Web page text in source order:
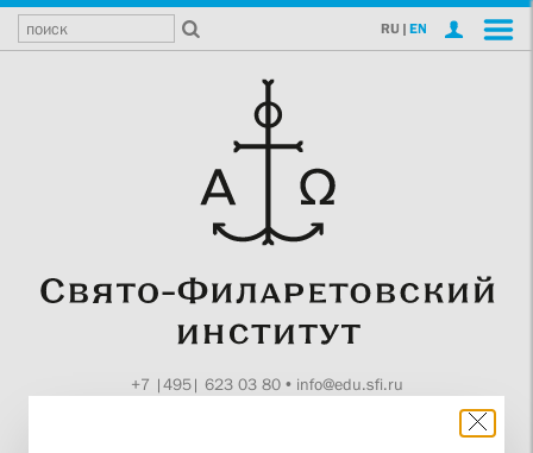
RU | EN
+7 |495| 623 03 80• info@edu.sfi.ru